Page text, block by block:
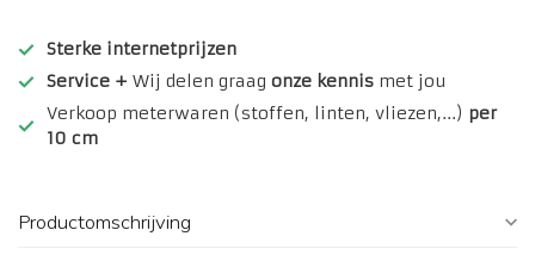
Sterke internetprijzen
Service + Wij delen graag onze kennis met jou
Verkoop meterwaren (stoffen, linten, vliezen,...) per
10 cm
Productomschrijving